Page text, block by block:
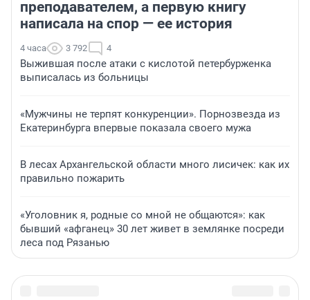
преподавателем, а первую книгу
написала на спор — ее история
4 часа 3 792 4
Выжившая после атаки с кислотой петербурженка
выписалась из больницы
«Мужчины не терпят конкуренции». Порнозвезда из
Екатеринбурга впервые показала своего мужа
В лесах Архангельской области много лисичек: как их
правильно пожарить
«Уголовник я, родные со мной не общаются»: как
бывший «афганец» 30 лет живет в землянке посреди
леса под Рязанью